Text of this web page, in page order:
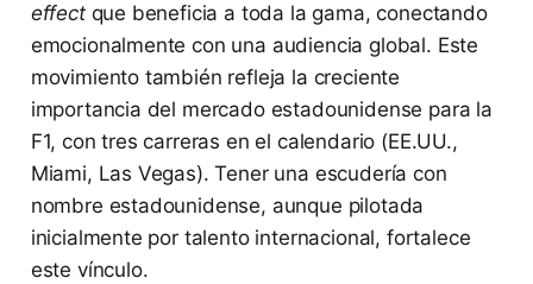
effectque beneficia a toda la gama, conectando
emocionalmente con una audiencia global. Este
movimiento también refleja la creciente
importancia del mercado estadounidense para la
F1, con tres carreras en el calendario (EE.UU.,
Miami, Las Vegas). Tener una escudería con
nombre estadounidense, aunque pilotada
inicialmente por talento internacional, fortalece
este vínculo.